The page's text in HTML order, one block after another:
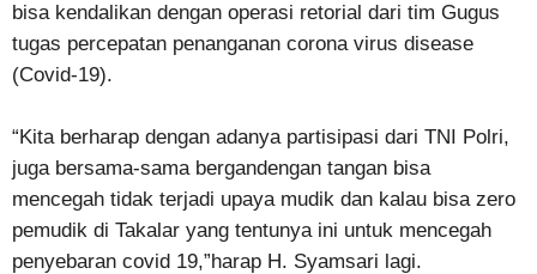
bisa kendalikan dengan operasi retorial dari tim Gugus
tugas percepatan penanganan corona virus disease
(Covid-19).
“Kita berharap dengan adanya partisipasi dari TNI Polri,
juga bersama-sama bergandengan tangan bisa
mencegah tidak terjadi upaya mudik dan kalau bisa zero
pemudik di Takalar yang tentunya ini untuk mencegah
penyebaran covid 19,”harap H. Syamsari lagi.